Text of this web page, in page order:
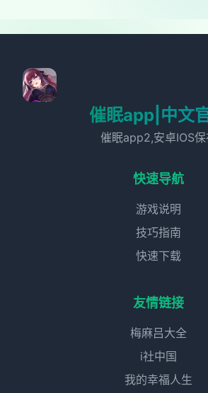
催眠app|中文
催眠app2,安卓IOS保
快速导航
游戏说明
技巧指南
快速下载
友情链接
梅麻吕大全
i社中国
我的幸福人生